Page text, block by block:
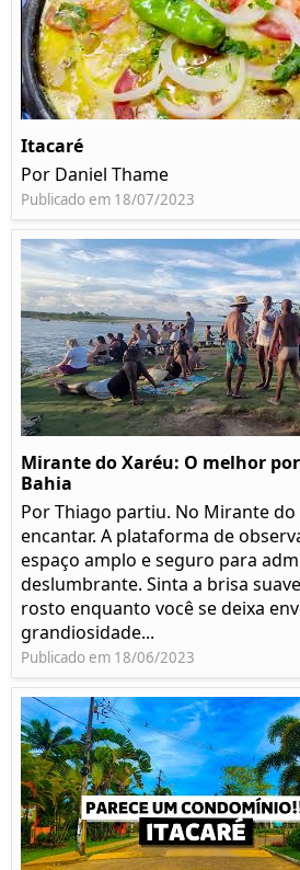
Itacaré
Por Daniel Thame
Publicado em 18/07/2023
Mirante do Xaréu: O melhor
Bahia
Por Thiago partiu. No Mirante do
encantar. A plataforma de
espaço amplo e seguro para
deslumbrante. Sinta a brisa
rosto enquanto você se deixa
grandiosidade...
Publicado em 18/06/2023